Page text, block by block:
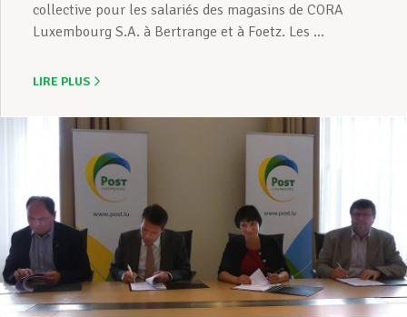
collective pour les salariés des magasins de CORA
Luxembourg S.A. à Bertrange et à Foetz. Les ...
LIRE PLUS